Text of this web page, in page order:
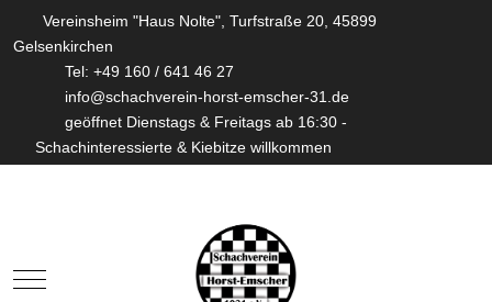
Vereinsheim "Haus Nolte", Turfstraße 20, 45899
Gelsenkirchen
Tel: +49 160 / 641 46 27
info@schachverein-horst-emscher-31.de
geöffnet Dienstags & Freitags ab 16:30 -
Schachinteressierte & Kiebitze willkommen
Mobile Menu Toggle